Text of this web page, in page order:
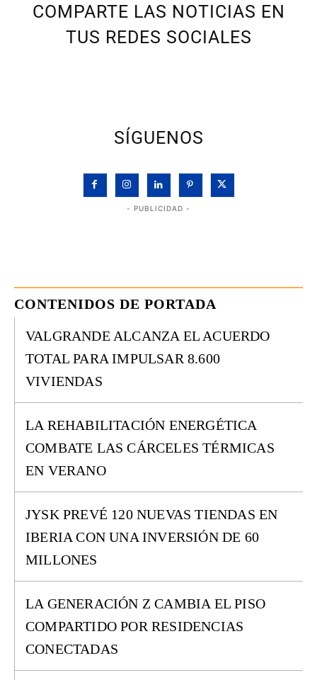
COMPARTE LAS NOTICIAS EN
TUS REDES SOCIALES
SÍGUENOS
- PUBLICIDAD -
CONTENIDOS DE PORTADA
VALGRANDE ALCANZA EL ACUERDO
TOTAL PARA IMPULSAR 8.600
VIVIENDAS
LA REHABILITACIÓN ENERGÉTICA
COMBATE LAS CÁRCELES TÉRMICAS
EN VERANO
JYSK PREVÉ 120 NUEVAS TIENDAS EN
IBERIA CON UNA INVERSIÓN DE 60
MILLONES
LA GENERACIÓN Z CAMBIA EL PISO
COMPARTIDO POR RESIDENCIAS
CONECTADAS